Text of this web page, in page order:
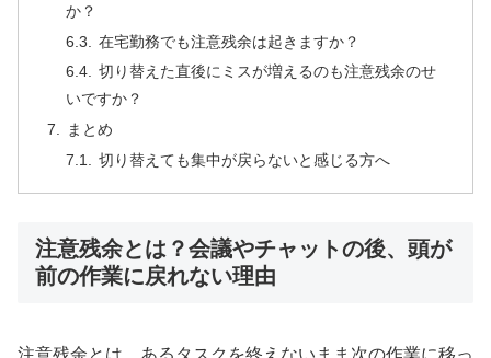
か？
在宅勤務でも注意残余は起きますか？
切り替えた直後にミスが増えるのも注意残余のせ
いですか？
まとめ
切り替えても集中が戻らないと感じる方へ
注意残余とは？会議やチャットの後、頭が
前の作業に戻れない理由
注意残余とは、あるタスクを終えないまま次の作業に移っ